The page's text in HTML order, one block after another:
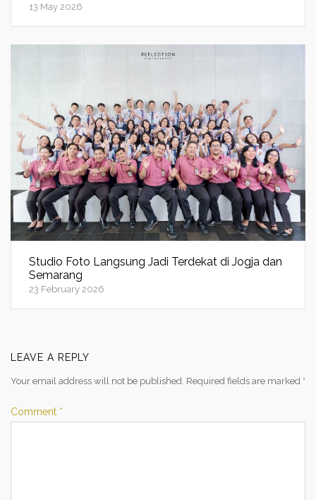
13 May 2026
Studio Foto Langsung Jadi Terdekat di Jogja dan
Semarang
23 February 2026
LEAVE A REPLY
Your email address will not be published. Required fields are marked *
Comment *